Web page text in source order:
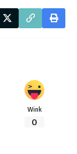
Wink
0